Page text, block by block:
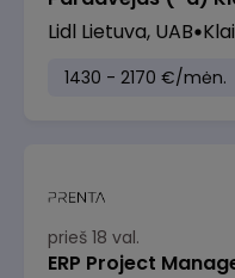
Lidl Lietuva, UAB
1430 - 2170 €/mėn.
prieš 18 val.
ERP Project